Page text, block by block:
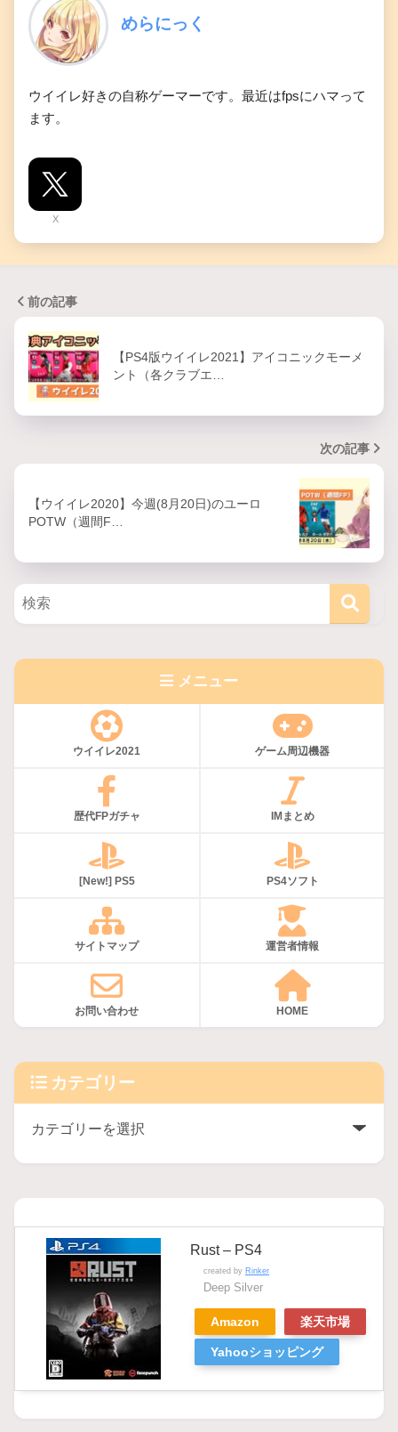
めらにっく
ウイイレ好きの自称ゲーマーです。最近はfpsにハマって
ます。
X
前の記事
【PS4版ウイイレ2021】アイコニックモーメ
ント（各クラブエ…
次の記事
【ウイイレ2020】今週(8月20日)のユーロ
POTW（週間F…
メニュー
ウイイレ2021 ゲーム周辺機器
歴代FPガチャ IMまとめ
[New!] PS5 PS4ソフト
サイトマップ 運営者情報
お問い合わせ HOME
カテゴリー
Rust – PS4
created by Rinker
Deep Silver
Amazon 楽天市場
Yahooショッピング